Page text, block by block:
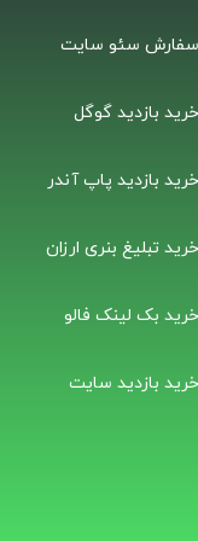
سفارش سئو سایت
خرید بازدید گوگل
خرید بازدید پاپ آندر
خرید تبلیغ بنری ارزان
خرید بک لینک فالو
خرید بازدید سایت